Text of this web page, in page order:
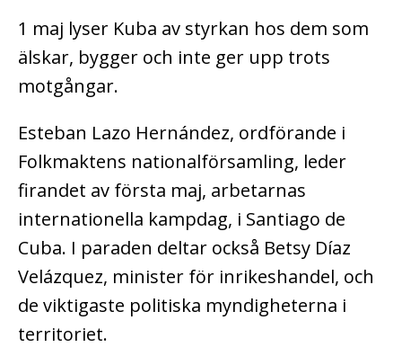
1 maj lyser Kuba av styrkan hos dem som
älskar, bygger och inte ger upp trots
motgångar.
Esteban Lazo Hernández, ordförande i
Folkmaktens nationalförsamling, leder
firandet av första maj, arbetarnas
internationella kampdag, i Santiago de
Cuba. I paraden deltar också Betsy Díaz
Velázquez, minister för inrikeshandel, och
de viktigaste politiska myndigheterna i
territoriet.